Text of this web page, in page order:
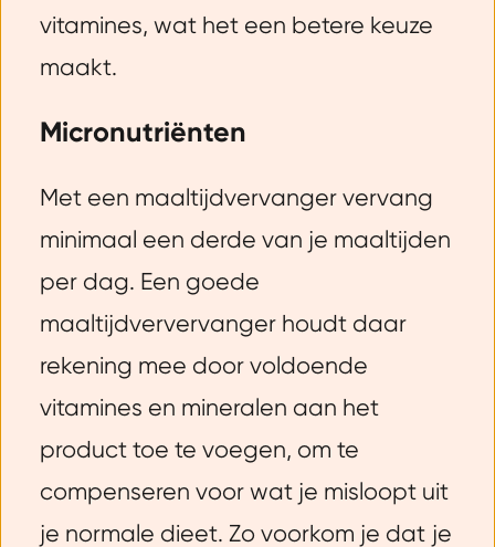
vitamines, wat het een betere keuze
maakt.
Micronutriënten
Met een maaltijdvervanger vervang
minimaal een derde van je maaltijden
per dag. Een goede
maaltijdververvanger houdt daar
rekening mee door voldoende
vitamines en mineralen aan het
product toe te voegen, om te
compenseren voor wat je misloopt uit
je normale dieet. Zo voorkom je dat je